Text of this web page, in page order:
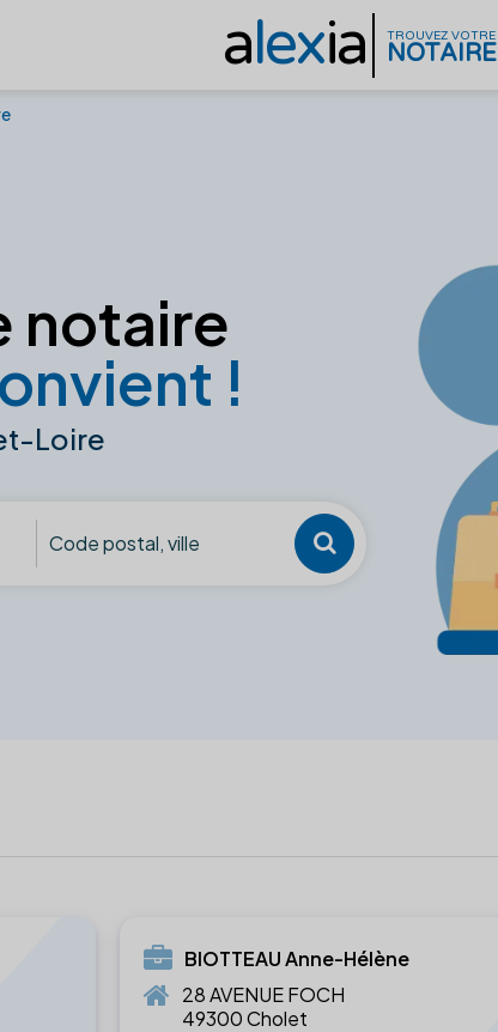
alexia TROUVEZ VOTRE
NOTAIRE
notaire
!
Loire
BIOTTEAU Anne-Hélène
28 AVENUE FOCH
49300 Cholet